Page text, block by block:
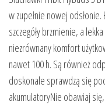
w zupełnie nowej
szczegóły brzmienie, a
niezrównany komfort
nawet 100 h. Są również
doskonale sprawdzą się
akumulatoryNie obawiaj